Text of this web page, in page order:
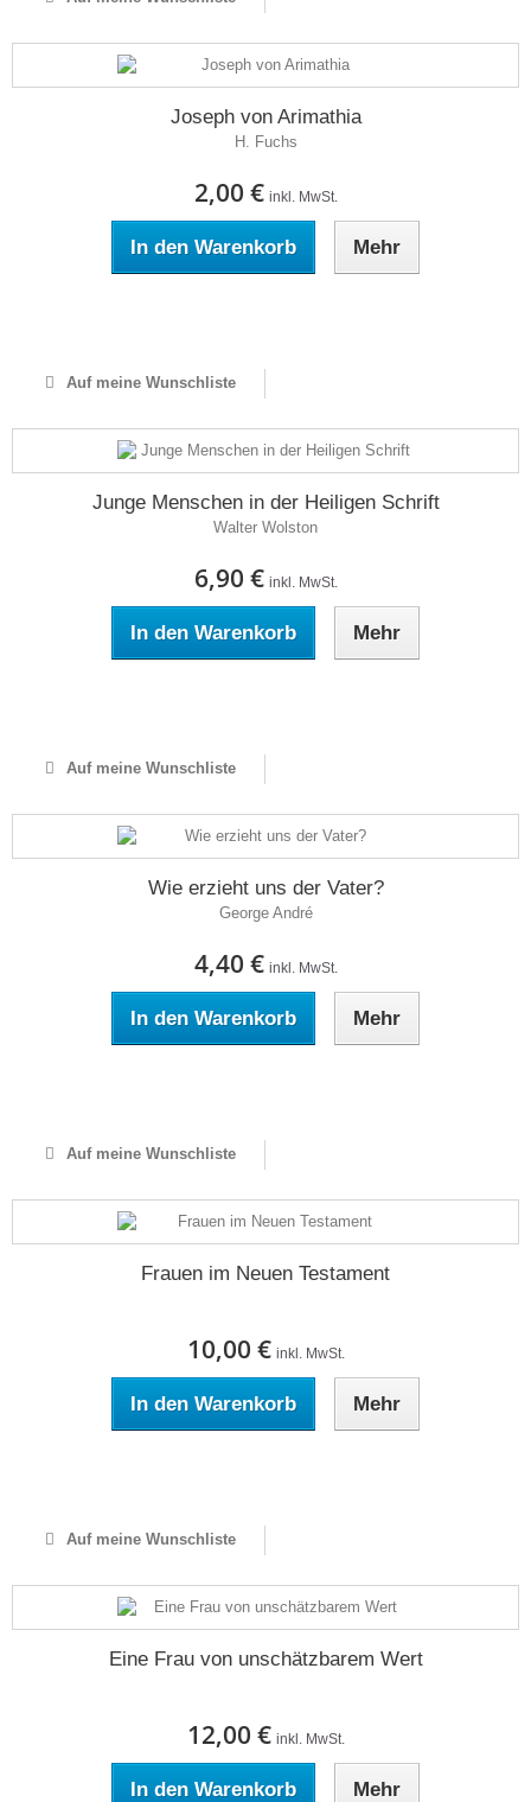
Joseph von Arimathia
H. Fuchs
2,00 € inkl. MwSt.
In den Warenkorb Mehr
Auf meine Wunschliste
Junge Menschen in der Heiligen Schrift
Walter Wolston
6,90 € inkl. MwSt.
In den Warenkorb Mehr
Auf meine Wunschliste
Wie erzieht uns der Vater?
George André
4,40 € inkl. MwSt.
In den Warenkorb Mehr
Auf meine Wunschliste
Frauen im Neuen Testament
10,00 € inkl. MwSt.
In den Warenkorb Mehr
Auf meine Wunschliste
Eine Frau von unschätzbarem Wert
12,00 € inkl. MwSt.
In den Warenkorb Mehr